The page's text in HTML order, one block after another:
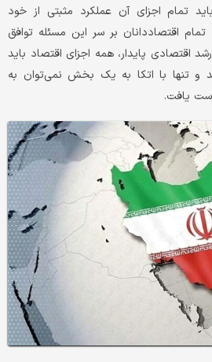
تمام اجزای آن عملکرد مثبتی از خود
اقتصاددانان بر سر این مسئله توافق
اقتصادی پایدار، همه اجزای اقتصاد باید
و تنها با اتکا به یک بخش نمی‌توان به
یافت.